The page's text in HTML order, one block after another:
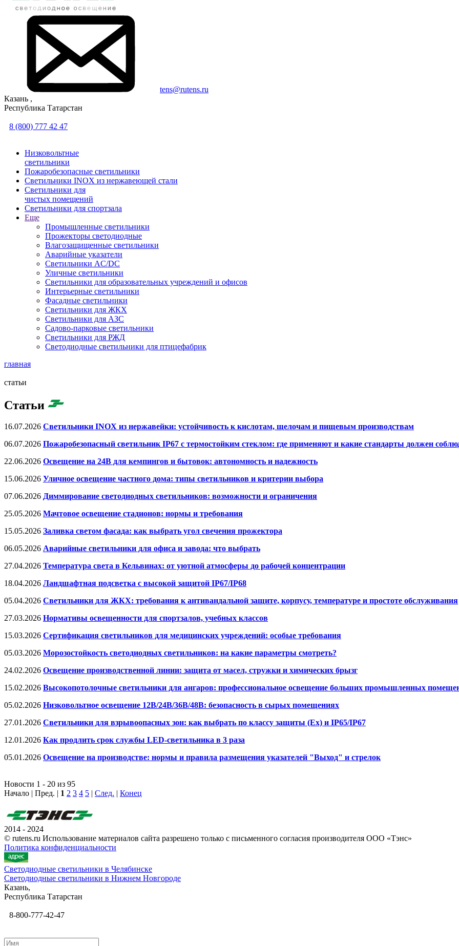
tens@rutens.ru
Казань ,
Республика Татарстан
8 (800) 777 42 47
Низковольтные
светильники
Пожаробезопасные светильники
Светильники INOX из нержавеющей стали
Светильники для
чистых помещений
Светильники для спортзала
Еще
Промышленные светильники
Прожекторы светодиодные
Влагозащищенные светильники
Аварийные указатели
Светильники AC/DC
Уличные светильники
Светильники для образовательных учреждений и офисов
Интерьерные светильники
Фасадные светильники
Светильники для ЖКХ
Светильники для АЗС
Садово-парковые светильники
Светильники для РЖД
Светодиодные светильники для птицефабрик
главная
статьи
Статьи
16.07.2026 Светильники INOX из нержавейки: устойчивость к кислотам, щелочам и пищевым производствам
06.07.2026 Пожаробезопасный светильник IP67 с термостойким стеклом: где применяют и какие стандарты должен
22.06.2026 Освещение на 24В для кемпингов и бытовок: автономность и надежность
15.06.2026 Уличное освещение частного дома: типы светильников и критерии выбора
07.06.2026 Диммирование светодиодных светильников: возможности и ограничения
25.05.2026 Мачтовое освещение стадионов: нормы и требования
15.05.2026 Заливка светом фасада: как выбрать угол свечения прожектора
06.05.2026 Аварийные светильники для офиса и завода: что выбрать
27.04.2026 Температура света в Кельвинах: от уютной атмосферы до рабочей концентрации
18.04.2026 Ландшафтная подсветка с высокой защитой IP67/IP68
05.04.2026 Светильники для ЖКХ: требования к антивандальной защите, корпусу, температуре и простоте обслуживания
27.03.2026 Нормативы освещенности для спортзалов, учебных классов
15.03.2026 Сертификация светильников для медицинских учреждений: особые требования
05.03.2026 Морозостойкость светодиодных светильников: на какие параметры смотреть?
24.02.2026 Освещение производственной линии: защита от масел, стружки и химических брызг
15.02.2026 Высокопотолочные светильники для ангаров: профессиональное освещение больших промышленных
05.02.2026 Низковольтное освещение 12В/24В/36В/48В: безопасность в сырых помещениях
27.01.2026 Светильники для взрывоопасных зон: как выбрать по классу защиты (Ex) и IP65/IP67
12.01.2026 Как продлить срок службы LED-светильника в 3 раза
05.01.2026 Освещение на производстве: нормы и правила размещения указателей "Выход" и стрелок
Новости 1 - 20 из 95
Начало | Пред. | 1 2 3 4 5 | След. | Конец
2014 - 2024
© rutens.ru Использование материалов сайта разрешено только с письменного согласия производителя ООО «Тэнс»
Политика конфиденциальности
Светодиодные светильники в Челябинске
Светодиодные светильники в Нижнем Новгороде
Казань,
Республика Татарстан
8-800-777-42-47